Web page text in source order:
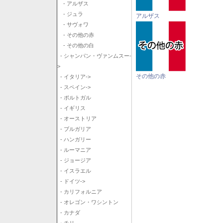
- アルザス
- ジュラ
- サヴォワ
- その他の赤
- その他の白
- シャンパン・ヴァンムスー-
>
- イタリア->
- スペイン->
- ポルトガル
- イギリス
- オーストリア
- ブルガリア
- ハンガリー
- ルーマニア
- ジョージア
- イスラエル
- ドイツ->
- カリフォルニア
- オレゴン・ワシントン
- カナダ
アルザス
その他の赤